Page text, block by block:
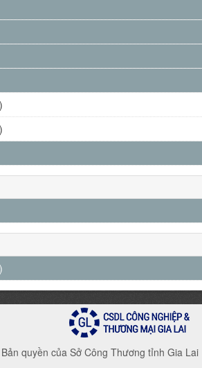
quyền của Sở Công Thương tỉnh Gia Lai